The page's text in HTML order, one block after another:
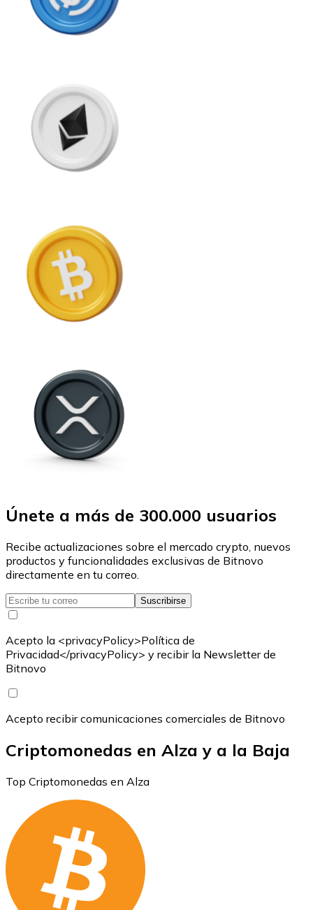
Únete a más de 300.000 usuarios
Recibe actualizaciones sobre el mercado crypto, nuevos
productos y funcionalidades exclusivas de Bitnovo
directamente en tu correo.
Suscribirse
Acepto la <privacyPolicy>Política de
Privacidad</privacyPolicy> y recibir la Newsletter de
Bitnovo
Acepto recibir comunicaciones comerciales de Bitnovo
Criptomonedas en Alza y a la Baja
Top Criptomonedas en Alza